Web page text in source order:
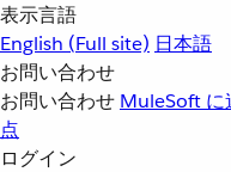
表示言語
English (Full site) 日本語
お問い合わせ
お問い合わせ MuleSoft に
点
ログイン